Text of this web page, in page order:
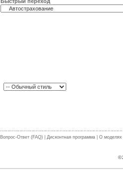
Вопрос-Ответ (FAQ) Дисконтная программа О моделях
©